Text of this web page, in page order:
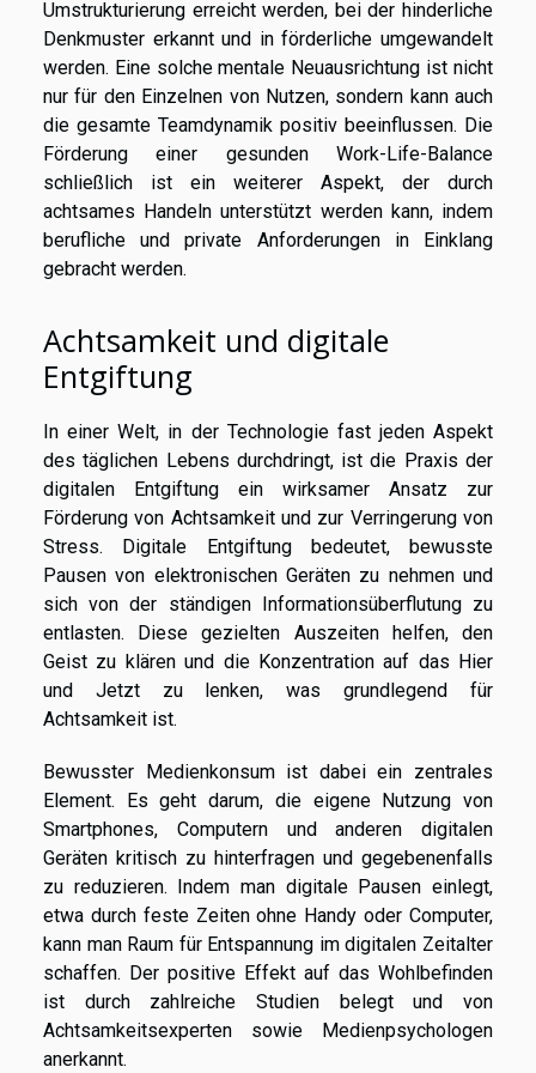
Umstrukturierung erreicht werden, bei der hinderliche
Denkmuster erkannt und in förderliche umgewandelt
werden. Eine solche mentale Neuausrichtung ist nicht
nur für den Einzelnen von Nutzen, sondern kann auch
die gesamte Teamdynamik positiv beeinflussen. Die
Förderung einer gesunden Work-Life-Balance
schließlich ist ein weiterer Aspekt, der durch
achtsames Handeln unterstützt werden kann, indem
berufliche und private Anforderungen in Einklang
gebracht werden.
Achtsamkeit und digitale
Entgiftung
In einer Welt, in der Technologie fast jeden Aspekt
des täglichen Lebens durchdringt, ist die Praxis der
digitalen Entgiftung ein wirksamer Ansatz zur
Förderung von Achtsamkeit und zur Verringerung von
Stress. Digitale Entgiftung bedeutet, bewusste
Pausen von elektronischen Geräten zu nehmen und
sich von der ständigen Informationsüberflutung zu
entlasten. Diese gezielten Auszeiten helfen, den
Geist zu klären und die Konzentration auf das Hier
und Jetzt zu lenken, was grundlegend für
Achtsamkeit ist.
Bewusster Medienkonsum ist dabei ein zentrales
Element. Es geht darum, die eigene Nutzung von
Smartphones, Computern und anderen digitalen
Geräten kritisch zu hinterfragen und gegebenenfalls
zu reduzieren. Indem man digitale Pausen einlegt,
etwa durch feste Zeiten ohne Handy oder Computer,
kann man Raum für Entspannung im digitalen Zeitalter
schaffen. Der positive Effekt auf das Wohlbefinden
ist durch zahlreiche Studien belegt und von
Achtsamkeitsexperten sowie Medienpsychologen
anerkannt.